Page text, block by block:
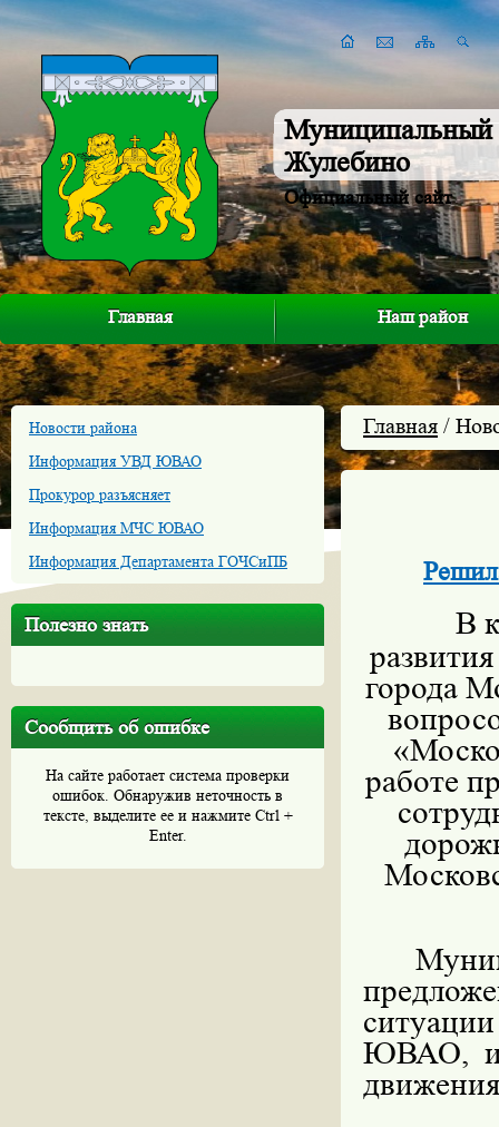
Муниципальный
Жулебино
Официальный сайт
Главная Наш район
Новости района
Информация УВД ЮВАО
Прокурор разъясняет
Информация МЧС ЮВАО
Информация Департамента ГОЧСиПБ
Полезно знать
Сообщить об ошибке
На сайте работает система проверки
ошибок. Обнаружив неточность в
тексте, выделите ее и нажмите Ctrl +
Enter.
Главная /
В
города
работе
ЮВАО,